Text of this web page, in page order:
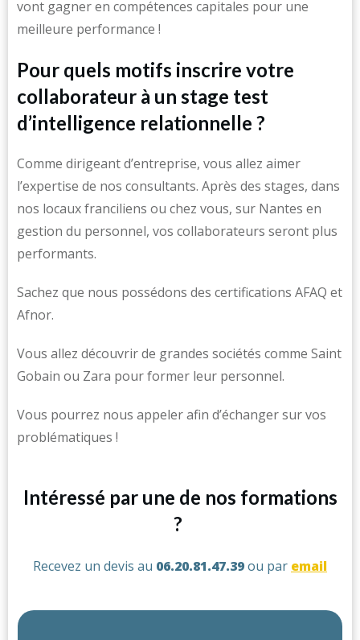
vont gagner en compétences capitales pour une
meilleure performance !
Pour quels motifs inscrire votre
collaborateur à un stage test
d’intelligence relationnelle ?
Comme dirigeant d’entreprise, vous allez aimer
l’expertise de nos consultants. Après des stages, dans
nos locaux franciliens ou chez vous, sur Nantes en
gestion du personnel, vos collaborateurs seront plus
performants.
Sachez que nous possédons des certifications AFAQ et
Afnor.
Vous allez découvrir de grandes sociétés comme Saint
Gobain ou Zara pour former leur personnel.
Vous pourrez nous appeler afin d’échanger sur vos
problématiques !
Intéressé par une de nos formations
?
Recevez un devis au 06.20.81.47.39ou par email